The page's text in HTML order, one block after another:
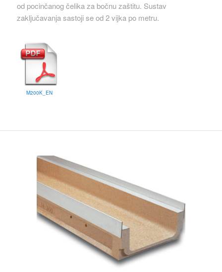
od pocinčanog čelika za bočnu zaštitu. Sustav
zaključavanja sastoji se od 2 vijka po metru.
M200K_EN